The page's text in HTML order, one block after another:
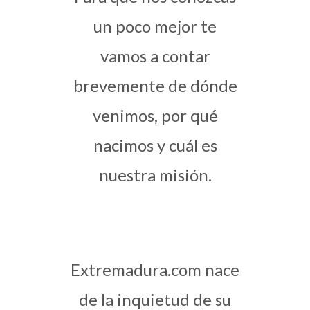
un poco mejor te
vamos a contar
brevemente de dónde
venimos, por qué
nacimos y cuál es
nuestra misión.
Extremadura.com nace
de la inquietud de su